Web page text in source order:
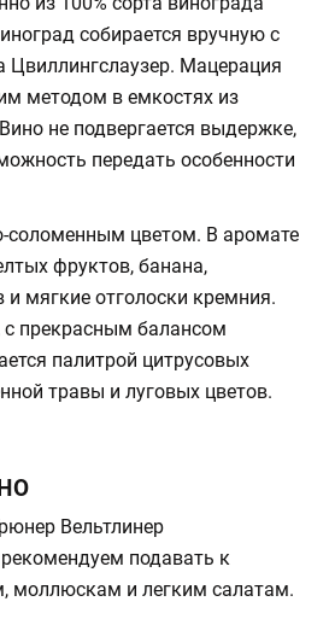
собирается вручную с
Цвиллингслаузер. Мацерация
методом в емкостях из
не подвергается выдержке,
передать особенности
соломенным цветом. В аромате
фруктов, банана,
мягкие отголоски кремния.
с прекрасным балансом
палитрой цитрусовых
травы и луговых цветов.
Вельтлинер
подавать к
и легким салатам.